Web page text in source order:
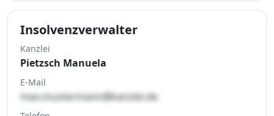
Insolvenzverwalter
Kanzlei
Pietzsch Manuela
E-Mail
max.mustermann@kanzlei.de